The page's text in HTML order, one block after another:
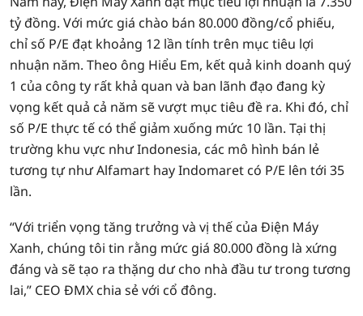
tỷ đồng. Với mức giá chào bán 80.000 đồng/cổ phiếu,
chỉ số P/E đạt khoảng 12 lần tính trên mục tiêu lợi
nhuận năm. Theo ông Hiểu Em, kết quả kinh doanh quý
1 của công ty rất khả quan và ban lãnh đạo đang kỳ
vọng kết quả cả năm sẽ vượt mục tiêu đề ra. Khi đó, chỉ
số P/E thực tế có thể giảm xuống mức 10 lần. Tại thị
trường khu vực như Indonesia, các mô hình bán lẻ
tương tự như Alfamart hay Indomaret có P/E lên tới 35
lần.
“Với triển vọng tăng trưởng và vị thế của Điện Máy
Xanh, chúng tôi tin rằng mức giá 80.000 đồng là xứng
đáng và sẽ tạo ra thặng dư cho nhà đầu tư trong tương
lai,” CEO ĐMX chia sẻ với cổ đông.